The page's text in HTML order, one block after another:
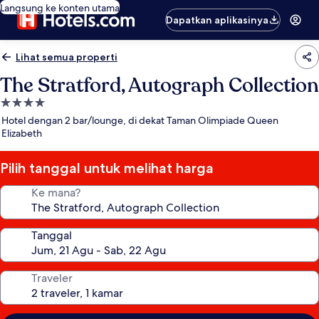
Langsung ke konten utama
Dapatkan aplikasinya
Lihat semua properti
The Stratford, Autograph Collection
Properti
bintang
4.0
Hotel dengan 2 bar/lounge, di dekat Taman Olimpiade Queen
Elizabeth
Pilih tanggal untuk melihat harga
Ke mana?
Tanggal
Traveler